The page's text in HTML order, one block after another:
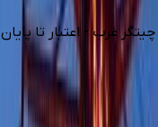
غرب - اعتبار تا پایان 1405